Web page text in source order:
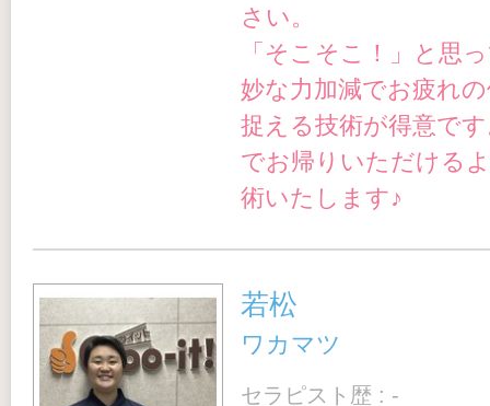
さい。
「そこそこ！」と思
妙な力加減でお疲れ
捉える技術が得意で
でお帰りいただける
術いたします♪
若松
ワカマツ
セラピスト歴 : -